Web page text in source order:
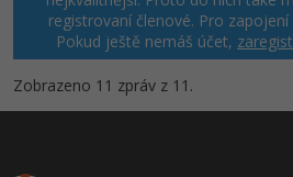
registrovaní členové. Pro zapojení
Pokud ještě nemáš účet,
Zobrazeno 11 zpráv z 11.